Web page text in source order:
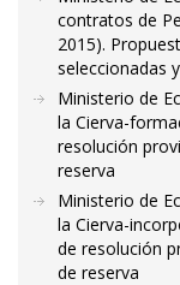
contratos de
2015).
seleccionadas
Ministerio de
la Cierva-
resolución
reserva
Ministerio de
la Cierva-
de resolución
de reserva